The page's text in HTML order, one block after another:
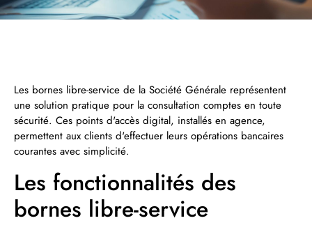
Les bornes libre-service de la Société Générale représentent
une solution pratique pour la consultation comptes en toute
sécurité. Ces points d'accès digital, installés en agence,
permettent aux clients d'effectuer leurs opérations bancaires
courantes avec simplicité.
Les fonctionnalités des
bornes libre-service